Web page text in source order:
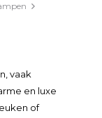
vaak
en luxe
of